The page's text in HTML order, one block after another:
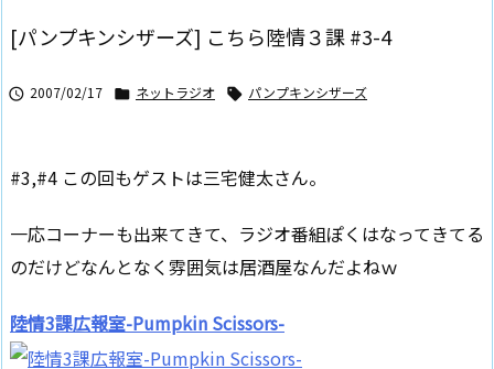
[パンプキンシザーズ] こちら陸情３課 #3-4
 2007/02/17  ネットラジオ  パンプキンシザーズ
#3,#4 この回もゲストは三宅健太さん。
一応コーナーも出来てきて、ラジオ番組ぽくはなってきてる
のだけどなんとなく雰囲気は居酒屋なんだよねｗ
陸情3課広報室-Pumpkin Scissors-